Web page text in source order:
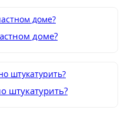
доме?
штукатурить?